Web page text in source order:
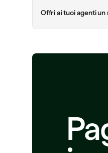
Offriaituoi agentiun